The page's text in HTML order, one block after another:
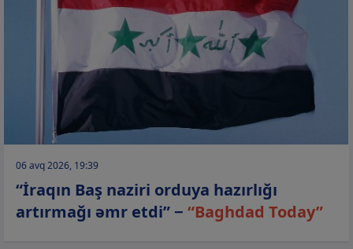
06 avq 2026, 19:39
“İraqın Baş naziri orduya hazırlığı
artırmağı əmr etdi” − “Baghdad Today”